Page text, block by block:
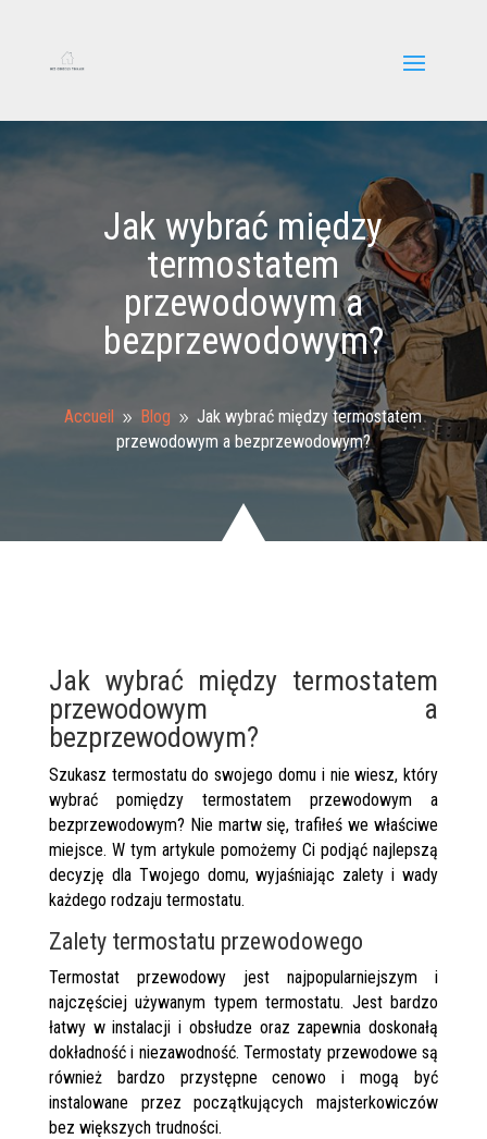
Jak wybrać między
termostatem
przewodowym a
bezprzewodowym?
Accueil 9 Blog 9 Jak wybrać między termostatem
przewodowym a bezprzewodowym?
Jak wybrać między termostatem
przewodowym a
bezprzewodowym?
Szukasz termostatu do swojego domu i nie wiesz, który
wybrać pomiędzy termostatem przewodowym a
bezprzewodowym? Nie martw się, trafiłeś we właściwe
miejsce. W tym artykule pomożemy Ci podjąć najlepszą
decyzję dla Twojego domu, wyjaśniając zalety i wady
każdego rodzaju termostatu.
Zalety termostatu przewodowego
Termostat przewodowy jest najpopularniejszym i
najczęściej używanym typem termostatu. Jest bardzo
łatwy w instalacji i obsłudze oraz zapewnia doskonałą
dokładność i niezawodność. Termostaty przewodowe są
również bardzo przystępne cenowo i mogą być
instalowane przez początkujących majsterkowiczów
bez większych trudności.